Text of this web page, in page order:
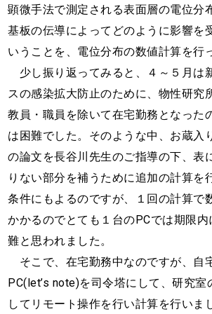
顕微手法で測定される表面層の電位分
基板の伝導によってどのように影響を
いうことを、電位分布の数値計算を行
少し振り返ってみると、４～５月は
スの感染拡大防止のために、物性研究
教員・職員を除いて在宅勤務となった
は困難でした。そのような中、お蔵入
の論文を長谷川先生のご指導の下、表
りない部分を補うために追加の計算を
条件にもよるのですが、１回の計算で
かかるのでとても１台のPCでは期限
難と思われました。
そこで、在宅勤務中なのですが、自
PC(let’s note)を司令塔にして、研究室
してリモート操作を行い計算を行いま